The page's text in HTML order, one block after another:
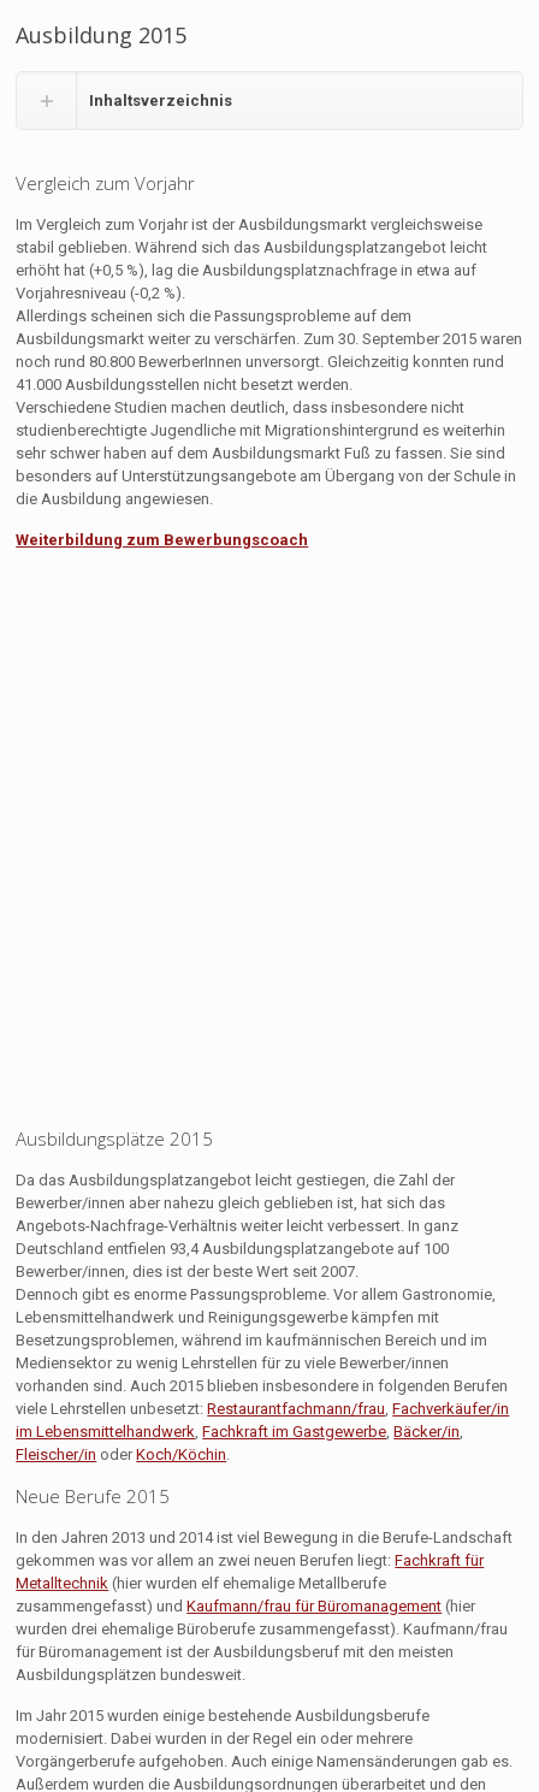
Ausbildung 2015
Inhaltsverzeichnis
Vergleich zum Vorjahr
Im Vergleich zum Vorjahr ist der Ausbildungsmarkt vergleichsweise
stabil geblieben. Während sich das Ausbildungsplatzangebot leicht
erhöht hat (+0,5 %), lag die Ausbildungsplatznachfrage in etwa auf
Vorjahresniveau (-0,2 %).
Allerdings scheinen sich die Passungsprobleme auf dem
Ausbildungsmarkt weiter zu verschärfen. Zum 30. September 2015 waren
noch rund 80.800 BewerberInnen unversorgt. Gleichzeitig konnten rund
41.000 Ausbildungsstellen nicht besetzt werden.
Verschiedene Studien machen deutlich, dass insbesondere nicht
studienberechtigte Jugendliche mit Migrationshintergrund es weiterhin
sehr schwer haben auf dem Ausbildungsmarkt Fuß zu fassen. Sie sind
besonders auf Unterstützungsangebote am Übergang von der Schule in
die Ausbildung angewiesen.
Weiterbildung zum Bewerbungscoach
Ausbildungsplätze 2015
Da das Ausbildungsplatzangebot leicht gestiegen, die Zahl der
Bewerber/innen aber nahezu gleich geblieben ist, hat sich das
Angebots-Nachfrage-Verhältnis weiter leicht verbessert. In ganz
Deutschland entfielen 93,4 Ausbildungsplatzangebote auf 100
Bewerber/innen, dies ist der beste Wert seit 2007.
Dennoch gibt es enorme Passungsprobleme. Vor allem Gastronomie,
Lebensmittelhandwerk und Reinigungsgewerbe kämpfen mit
Besetzungsproblemen, während im kaufmännischen Bereich und im
Mediensektor zu wenig Lehrstellen für zu viele Bewerber/innen
vorhanden sind. Auch 2015 blieben insbesondere in folgenden Berufen
viele Lehrstellen unbesetzt:Restaurantfachmann/frau,Fachverkäufer/in
im Lebensmittelhandwerk,Fachkraft im Gastgewerbe,Bäcker/in,
Fleischer/in oderKoch/Köchin.
Neue Berufe 2015
In den Jahren 2013 und 2014 ist viel Bewegung in die Berufe-Landschaft
gekommen was vor allem an zwei neuen Berufen liegt:Fachkraft für
Metalltechnik (hier wurden elf ehemalige Metallberufe
zusammengefasst) undKaufmann/frau für Büromanagement (hier
wurden drei ehemalige Büroberufe zusammengefasst). Kaufmann/frau
für Büromanagement ist der Ausbildungsberuf mit den meisten
Ausbildungsplätzen bundesweit.
Im Jahr 2015 wurden einige bestehende Ausbildungsberufe
modernisiert. Dabei wurden in der Regel ein oder mehrere
Vorgängerberufe aufgehoben. Auch einige Namensänderungen gab es.
Außerdem wurden die Ausbildungsordnungen überarbeitet und den